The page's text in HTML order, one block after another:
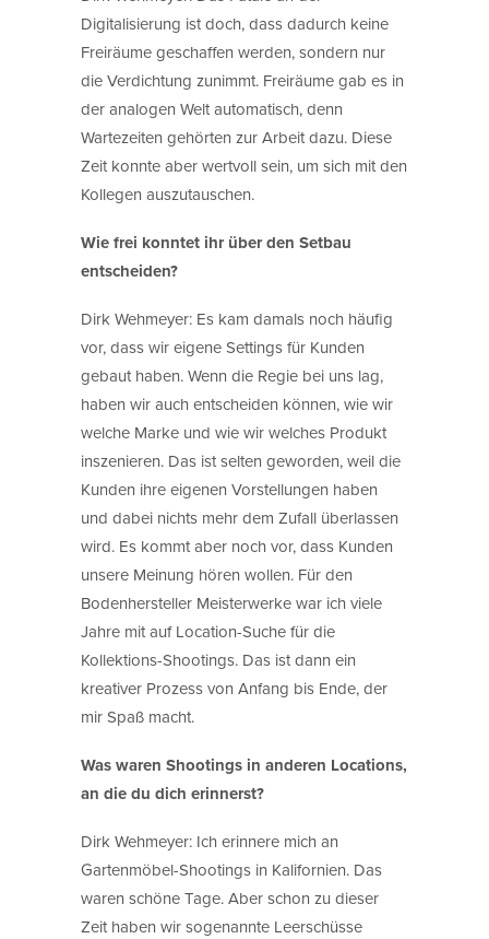
Digitalisierung ist doch, dass dadurch keine
Freiräume geschaffen werden, sondern nur
die Verdichtung zunimmt. Freiräume gab es in
der analogen Welt automatisch, denn
Wartezeiten gehörten zur Arbeit dazu. Diese
Zeit konnte aber wertvoll sein, um sich mit den
Kollegen auszutauschen.
Wie frei konntet ihr über den Setbau
entscheiden?
Dirk Wehmeyer: Es kam damals noch häufig
vor, dass wir eigene Settings für Kunden
gebaut haben. Wenn die Regie bei uns lag,
haben wir auch entscheiden können, wie wir
welche Marke und wie wir welches Produkt
inszenieren. Das ist selten geworden, weil die
Kunden ihre eigenen Vorstellungen haben
und dabei nichts mehr dem Zufall überlassen
wird. Es kommt aber noch vor, dass Kunden
unsere Meinung hören wollen. Für den
Bodenhersteller Meisterwerke war ich viele
Jahre mit auf Location-Suche für die
Kollektions-Shootings. Das ist dann ein
kreativer Prozess von Anfang bis Ende, der
mir Spaß macht.
Was waren Shootings in anderen Locations,
an die du dich erinnerst?
Dirk Wehmeyer: Ich erinnere mich an
Gartenmöbel-Shootings in Kalifornien. Das
waren schöne Tage. Aber schon zu dieser
Zeit haben wir sogenannte Leerschüsse